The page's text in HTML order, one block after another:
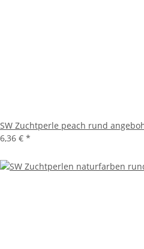
SW Zuchtperle peach rund
6,36 € *